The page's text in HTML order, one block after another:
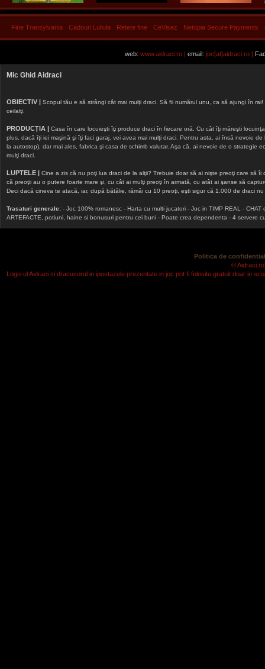
Fine Transylvania Cadouri Lullula Retete fine CeVisez Netopia Secure Payments
web: www.aidraci.ro | email: joc[at]aidraci.ro |
Mic Ghid Aidraci
OBIECTIV | Scopul tău e să strângi cât mai mulţi draci. Să fii numărul unu, ca să ajungi în
ceilalţi.
PRODUCȚIA | Casa în care locuieşti îţi produce draci în fiecare oră. Cu cât îţi măreşti
plus, dacă îţi iei maşină şi îţi faci garaj, vei avea mai mulţi draci. Pentru asta, ai însă nevoie
la autostop), dar mai ales, fabrica şi casa de schimb valutar. Aşa că, ai nevoie de o strategie
mulţi draci.
LUPTELE | Cine a zis că nu poţi lua draci de la alţii? Trebuie doar să ai nişte preoţi care să
că preoţii au o putere foarte mare şi, cu cât ai mulţi preoţi în armată, cu atât ai şanse să
Deci dacă cineva te atacă, iar, după bătălie, rămâi cu 10 preoţi, eşti sigur că 1.000 de draci
Trasaturi generale: - Joc 100% romanesc - Harta cu multi jucatori - Joc in TIMP REAL -
ARTEFACTE, potiuni, haine si bonusuri pentru cei buni - Poate crea dependenta - 4 servere
Politica de
©
Logo-ul Aidraci si dracusorul in ipostazele prezentate in joc pot fi folosite gratuit doar in